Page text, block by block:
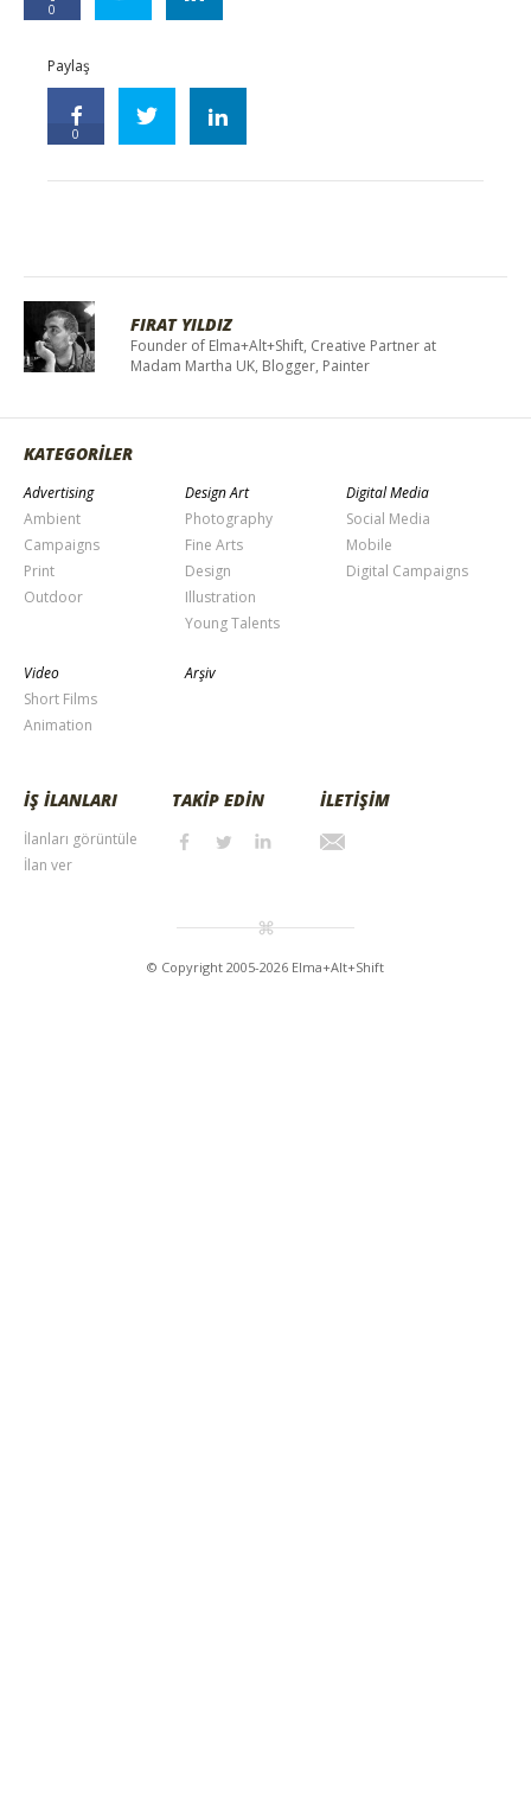
0
Paylaş
0
FIRAT YILDIZ
Founder of Elma+Alt+Shift, Creative Partner at
Madam Martha UK, Blogger, Painter
KATEGORİLER
Advertising
Ambient
Campaigns
Print
Outdoor
Design Art
Photography
Fine Arts
Design
Illustration
Young Talents
Digital Media
Social Media
Mobile
Digital Campaigns
Video
Short Films
Animation
Arşiv
İŞ İLANLARI
İlanları görüntüle
İlan ver
TAKİP EDİN İLETİŞİM
© Copyright 2005-2026 Elma+Alt+Shift